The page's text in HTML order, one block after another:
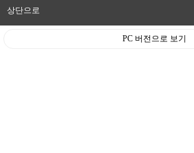
상단으로
PC 버전으로 보기